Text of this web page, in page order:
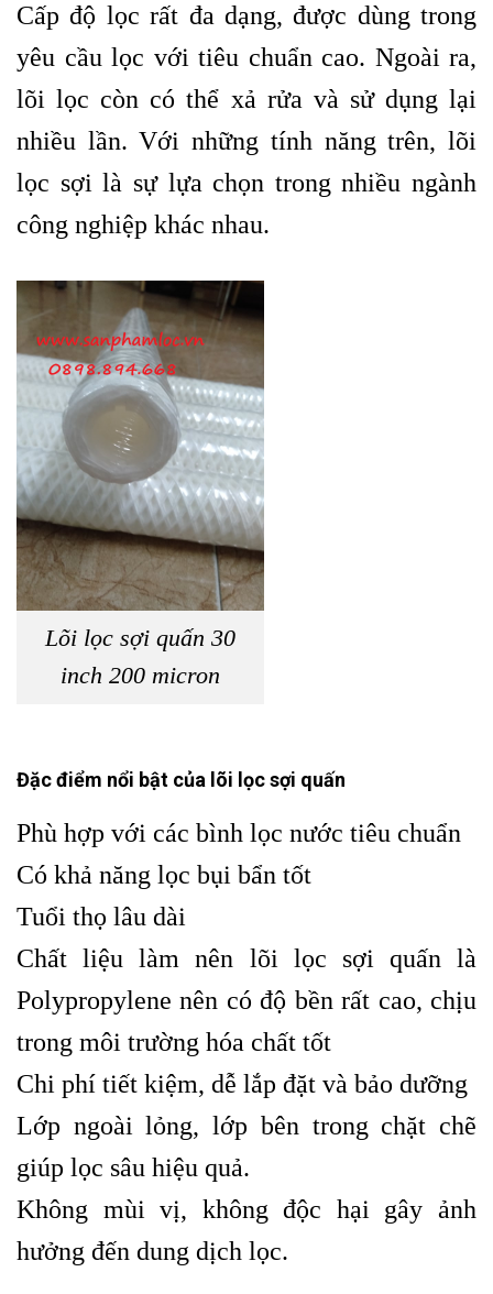
Cấp độ lọc rất đa dạng, được dùng trong
yêu cầu lọc với tiêu chuẩn cao. Ngoài ra,
lõi lọc còn có thể xả rửa và sử dụng lại
nhiều lần. Với những tính năng trên, lõi
lọc sợi là sự lựa chọn trong nhiều ngành
công nghiệp khác nhau.
Lõi lọc sợi quấn 30
inch 200 micron
Đặc điểm nổi bật của lõi lọc sợi quấn
Phù hợp với các bình lọc nước tiêu chuẩn
Có khả năng lọc bụi bẩn tốt
Tuổi thọ lâu dài
Chất liệu làm nên lõi lọc sợi quấn là
Polypropylene nên có độ bền rất cao, chịu
trong môi trường hóa chất tốt
Chi phí tiết kiệm, dễ lắp đặt và bảo dưỡng
Lớp ngoài lỏng, lớp bên trong chặt chẽ
giúp lọc sâu hiệu quả.
Không mùi vị, không độc hại gây ảnh
hưởng đến dung dịch lọc.